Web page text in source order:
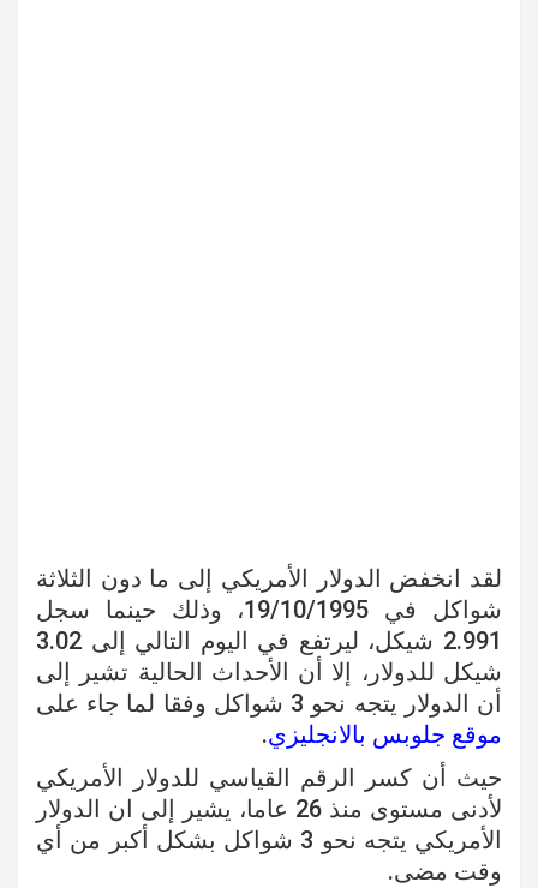
لقد انخفض الدولار الأمريكي إلى ما دون الثلاثة
شواكل في 19/10/1995، وذلك حينما سجل
2.991 شيكل، ليرتفع في اليوم التالي إلى 3.02
شيكل للدولار، إلا أن الأحداث الحالية تشير إلى
أن الدولار يتجه نحو 3 شواكل وفقا لما جاء على
موقع جلوبس بالانجليزي.
حيث أن كسر الرقم القياسي للدولار الأمريكي
لأدنى مستوى منذ 26 عاما، يشير إلى ان الدولار
الأمريكي يتجه نحو 3 شواكل بشكل أكبر من أي
وقت مضى.